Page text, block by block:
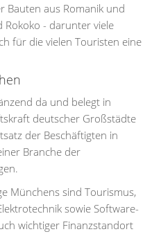
Bauten aus Romanik und
Rokoko - darunter viele
für die vielen Touristen eine
da und belegt in
deutscher Großstädte
der Beschäftigten in
Branche der
Münchens sind Tourismus,
sowie Software-
wichtiger Finanzstandort